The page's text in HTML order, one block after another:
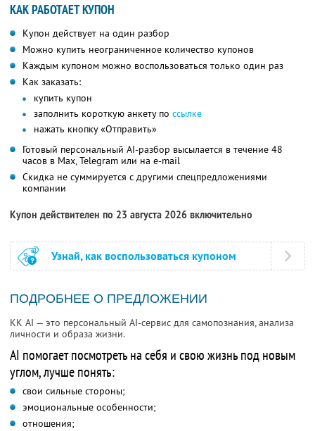
КАК РАБОТАЕТ КУПОН
Купон действует на один разбор
Можно купить неограниченное количество купонов
Каждым купоном можно воспользоваться только один раз
Как заказать:
купить купон
заполнить короткую анкету по ссылке
нажать кнопку «Отправить»
Готовый персональный AI-разбор высылается в течение 48
часов в Max, Telegram или на e-mail
Скидка не суммируется с другими спецпредложениями
компании
Купон действителен по 23 августа 2026 включительно
Узнай, как воспользоваться купоном
ПОДРОБНЕЕ О ПРЕДЛОЖЕНИИ
KK AI — это персональный AI-сервис для самопознания, анализа
личности и образа жизни.
AI помогает посмотреть на себя и свою жизнь под новым
углом, лучше понять:
свои сильные стороны;
эмоциональные особенности;
отношения;